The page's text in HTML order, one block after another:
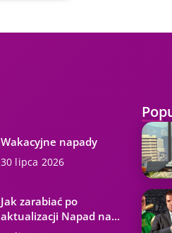
Wakacyjne napady
30 lipca 2026
Jak zarabiać po
aktualizacji Napad na...